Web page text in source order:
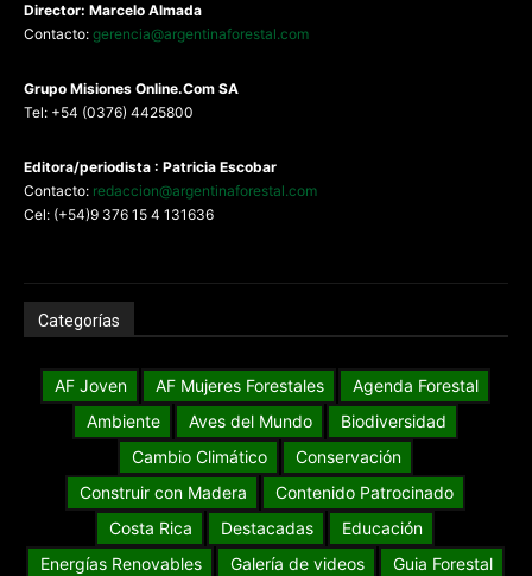
Director: Marcelo Almada
Contacto: gerencia@argentinaforestal.com
Grupo Misiones Online.Com SA
Tel: +54 (0376) 4425800
Editora/periodista : Patricia Escobar
Contacto: redaccion@argentinaforestal.com
Cel: (+54)9 376 15 4 131636
Categorías
AF Joven AF Mujeres Forestales
Agenda Forestal
Ambiente
Aves del Mundo
Biodiversidad
Cambio Climático
Conservación
Construir con Madera
Contenido Patrocinado
Costa Rica
Destacadas
Educación
Energías Renovables
Galería de videos
Guia Forestal